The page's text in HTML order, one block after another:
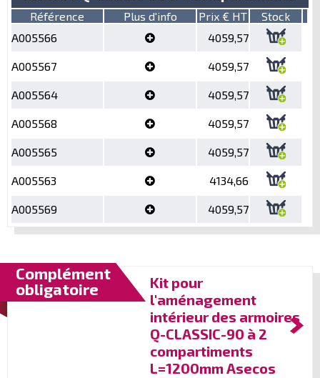
Référence Plus d'info Prix € HT
Stock
A005566
4059,57
A005567 4059,57
A005564 4059,57
A005568 4059,57
A005565 4059,57
A005563 4134,66
A005569 4059,57
Complément
obligatoire
Kit pour
l'aménagement
intérieur des armoires
Q-CLASSIC-90 à 2
compartiments
L=1200mm Asecos